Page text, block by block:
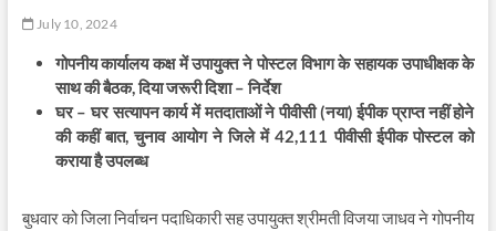
July 10, 2024
गोपनीय कार्यालय कक्ष में उपायुक्त ने पोस्टल विभाग के सहायक उपाधीक्षक के
साथ की बैठक, दिया जरूरी दिशा – निर्देश
घर – घर सत्यापन कार्य में मतदाताओं ने पीवीसी (नया) ईपीक प्राप्त नहीं होने
की कहीं बात, चुनाव आयोग ने जिले में 42,111 पीवीसी ईपीक पोस्टल को
कराया है उपलब्ध
बुधवार को जिला निर्वाचन पदाधिकारी सह उपायुक्त श्रीमती विजया जाधव ने गोपनीय